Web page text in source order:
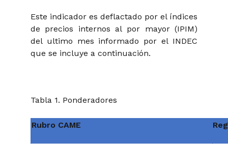
Este indicador es deflactado por el índices
de precios internos al por mayor (IPIM)
del ultimo mes informado por el INDEC
que se incluye a continuación.
Tabla 1. Ponderadores
Rubro CAME